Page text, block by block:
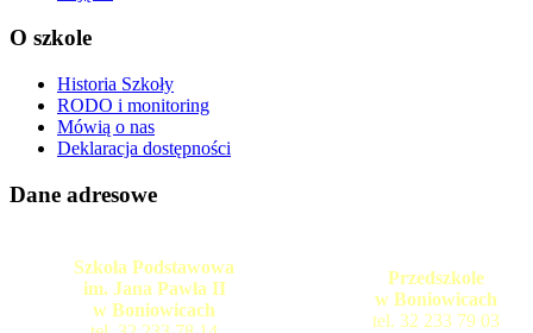
O szkole
Historia Szkoły
RODO i monitoring
Mówią o nas
Deklaracja dostępności
Dane adresowe
Szkoła Podstawowa
im. Jana Pawła II
w Boniowicach
Przedszkole
w Boniowicach
tel. 32 233 79 03